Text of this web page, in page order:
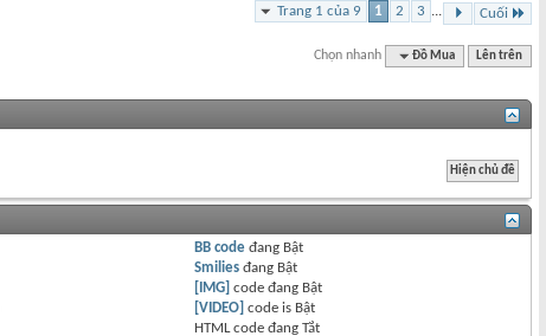
Trang 1 của 9 1 2 3 ... Cuối
Chọn nhanh Đồ Mua Lên trên
BB code đang Bật
Smilies đang Bật
[IMG] code đang Bật
[VIDEO] code is Bật
HTML code đangTắt